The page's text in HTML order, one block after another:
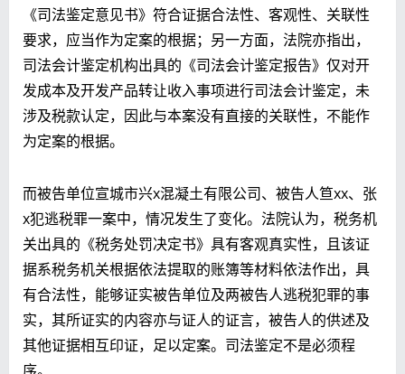
《司法鉴定意见书》符合证据合法性、客观性、关联性
要求，应当作为定案的根据；另一方面，法院亦指出，
司法会计鉴定机构出具的《司法会计鉴定报告》仅对开
发成本及开发产品转让收入事项进行司法会计鉴定，未
涉及税款认定，因此与本案没有直接的关联性，不能作
为定案的根据。
而被告单位宣城市兴x混凝土有限公司、被告人笪xx、张
x犯逃税罪一案中，情况发生了变化。法院认为，税务机
关出具的《税务处罚决定书》具有客观真实性，且该证
据系税务机关根据依法提取的账簿等材料依法作出，具
有合法性，能够证实被告单位及两被告人逃税犯罪的事
实，其所证实的内容亦与证人的证言，被告人的供述及
其他证据相互印证，足以定案。司法鉴定不是必须程
序。